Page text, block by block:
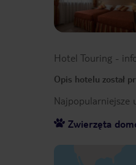
Hotel Touring -
Opis hotelu został
Najpopularniejsze
Zwierzęta